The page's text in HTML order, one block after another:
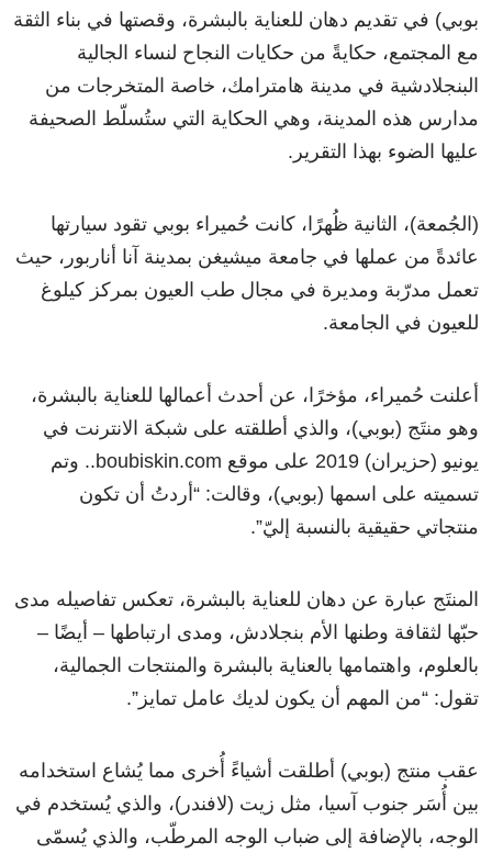
بوبي) في تقديم دهان للعناية بالبشرة، وقصتها في بناء الثقة
مع المجتمع، حكايةً من حكايات النجاح لنساء الجالية
البنجلادشية في مدينة هامترامك، خاصة المتخرجات من
مدارس هذه المدينة، وهي الحكاية التي ستُسلّط الصحيفة
عليها الضوء بهذا التقرير.
(الجُمعة)، الثانية ظُهرًا، كانت حُميراء بوبي تقود سيارتها
عائدةً من عملها في جامعة ميشيغن بمدينة آنا أناربور، حيث
تعمل مدرّبة ومديرة في مجال طب العيون بمركز كيلوغ
للعيون في الجامعة.
أعلنت حُميراء، مؤخرًا، عن أحدث أعمالها للعناية بالبشرة،
وهو منتَج (بوبي)، والذي أطلقته على شبكة الانترنت في
يونيو (حزيران) 2019 على موقع boubiskin.com.. وتم
تسميته على اسمها (بوبي)، وقالت: “أردتُ أن تكون
منتجاتي حقيقية بالنسبة إليّ”.
المنتَج عبارة عن دهان للعناية بالبشرة، تعكس تفاصيله مدى
حبّها لثقافة وطنها الأم بنجلادش، ومدى ارتباطها – أيضًا –
بالعلوم، واهتمامها بالعناية بالبشرة والمنتجات الجمالية،
تقول: “من المهم أن يكون لديك عامل تمايز”.
عقب منتج (بوبي) أطلقت أشياءً أُخرى مما يُشاع استخدامه
بين أُسَر جنوب آسيا، مثل زيت (لافندر)، والذي يُستخدم في
الوجه، بالإضافة إلى ضباب الوجه المرطّب، والذي يُسمّى